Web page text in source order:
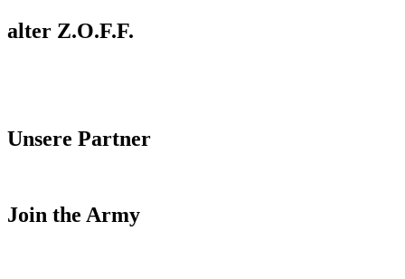
alter Z.O.F.F.
Unsere Partner
Join the Army